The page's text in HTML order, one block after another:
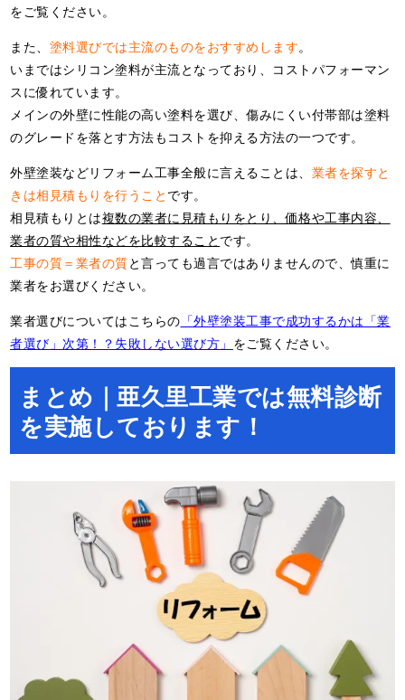
をご覧ください。
また、 塗料選びでは主流のものをおすすめします。
いまではシリコン塗料が主流となっており、コストパフォーマン
スに優れています。
メインの外壁に性能の高い塗料を選び、傷みにくい付帯部は塗料
のグレードを落とす方法もコストを抑える方法の一つです。
外壁塗装などリフォーム工事全般に言えることは、 業者を探すと
きは相見積もりを行うこと です。
相見積もりとは複数の業者に見積もりをとり、価格や工事内容、
業者の質や相性などを比較すること です。
工事の質＝業者の質と言っても過言ではありませんので、慎重に
業者をお選びください。
業者選びについてはこちらの 「外壁塗装工事で成功するかは「業
者選び」次第！？失敗しない選び方」 をご覧ください。
まとめ｜亜久里工業では無料診断
を実施しております！